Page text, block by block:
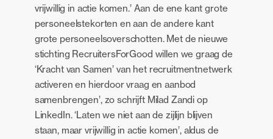
vrijwillig in actie komen.’ Aan de ene kant grote
personeelstekorten en aan de andere kant
grote personeelsoverschotten. Met de nieuwe
stichting RecruitersForGood willen we graag de
‘Kracht van Samen’ van het recruitmentnetwerk
activeren en hierdoor vraag en aanbod
samenbrengen’, zo schrijft Milad Zandi op
LinkedIn. ‘Laten we niet aan de zijlijn blijven
staan, maar vrijwillig in actie komen’, aldus de